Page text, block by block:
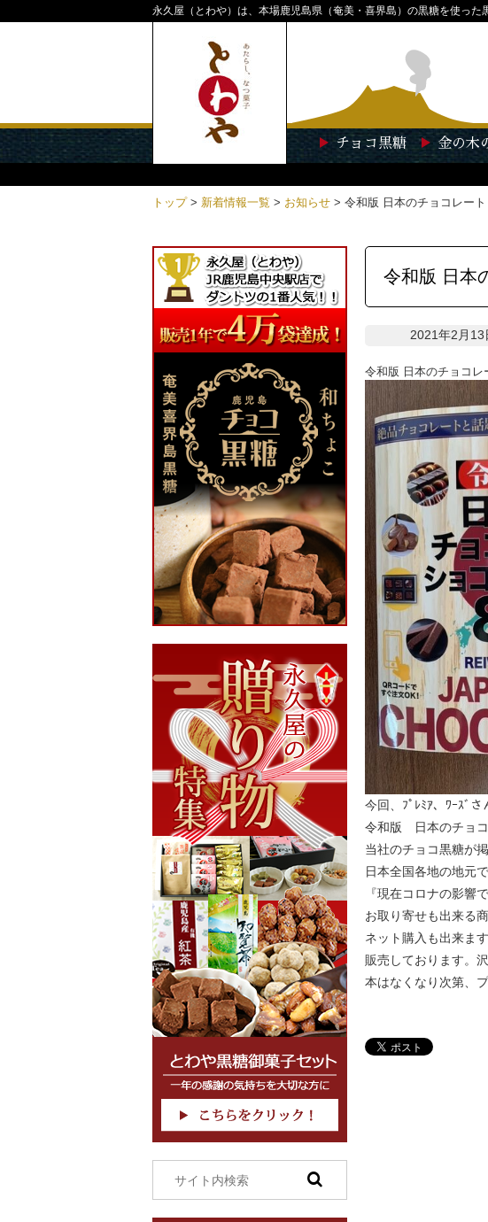
永久屋（とわや）は、本場鹿児島県（奄美・喜界島）の黒糖を使っ
チョコ黒糖 金の木
トップ> 新着情報一覧 > お知らせ > 令和版 日本のチョコレー
令和版 日本
2021年2月13
令和版 日本のチョコレ
今回、ﾌﾟﾚﾐｱ、ﾜｰｽﾞ
令和版 日本のチョコ
当社のチョコ黒糖が
日本全国各地の地元
『現在コロナの影響
お取り寄せも出来る
ネット購入も出来ま
販売しております。
本はなくなり次第、